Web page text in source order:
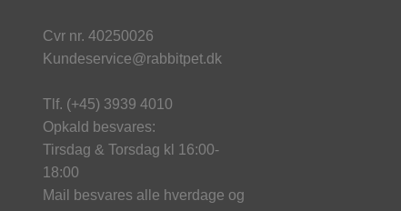
Cvr nr. 40250026
Kundeservice@rabbitpet.dk
Tlf. (+45) 3939 4010
Opkald besvares:
Tirsdag & Torsdag kl 16:00-
18:00
Mail besvares alle hverdage og